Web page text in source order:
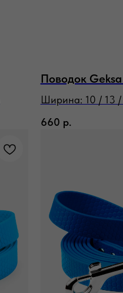
Поводок
Ширина: 10 / 13
660 р.